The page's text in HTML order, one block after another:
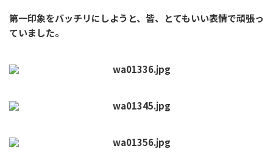
第一印象をバッチリにしようと、皆、とてもいい表情で頑張っ
ていました。